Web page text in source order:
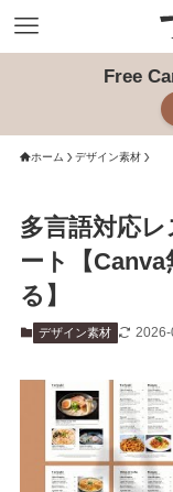
Free
ホーム デザイン素材
多言語対応
ート【
る】
デザイン素材